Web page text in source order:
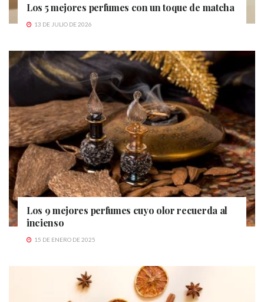
Los 5 mejores perfumes con un toque de matcha
13 DE JULIO DE 2026
Los 9 mejores perfumes cuyo olor recuerda al
incienso
15 DE ENERO DE 2025